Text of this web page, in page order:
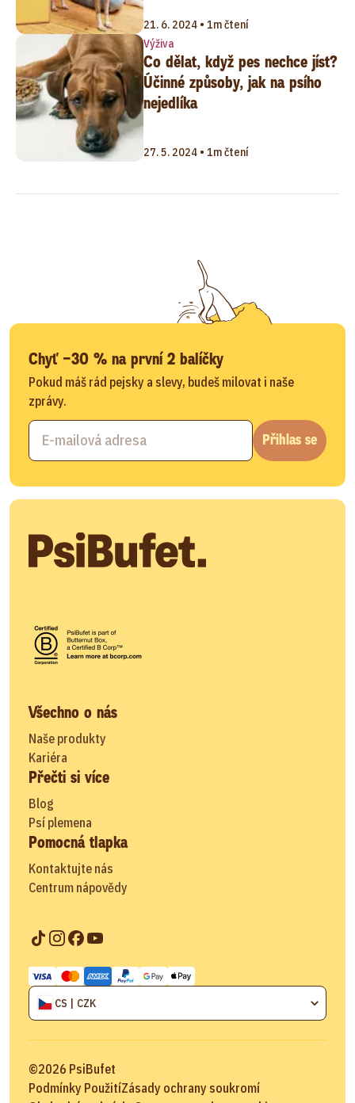
21. 6. 2024 • 1m čtení
Výživa
Co dělat, když pes nechce jíst?
Účinné způsoby, jak na psího
nejedlíka
27. 5. 2024 • 1m čtení
Chyť −30 % na první 2 balíčky
Pokud máš rád pejsky a slevy, budeš milovat i naše
zprávy.
Přihlas se
Všechno o nás
Naše produkty
Kariéra
Přečti si více
Blog
Psí plemena
Pomocná tlapka
Kontaktujte nás
Centrum nápovědy
CS | CZK
©2026 PsiBufet
Podmínky PoužitíZásady ochrany soukromí